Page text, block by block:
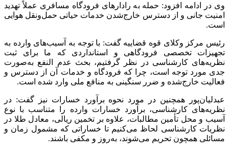
وی در ادامه افزود: حمله به رادارهای فرودگاه مسافری عملاً تهدید
امنیت جانی و از دسترس خارج‌شدن خدمات حیاتی حمل‌ونقل هوایی
است.
رئیس مرکز وکلای قوه قضاییه گفت: با توجه به آسیب‌های وارده به
تجهیزات تخصصی فرودگاهی و استانداردی که ما برای ثبت
نظریه‌های کارشناسی در نظر گرفتیم، بحث عدم النفع به‌صورت
جدی مورد توجه است، چرا که فرودگاه و خدمات آن از دسترس و
فعالیت خارج‌شده و ضرر سنگینی به منافع ملی وارد شده است.
عبدلیان‌پور همچنین در مورد نحوه برآورد خسارات نیز گفت: در
نظریه‌های کارشناسی، برآورد خسارات وارده را متناسب با نوع
آسیب و محل تأمین مطالبات، علاوه بر تخمین ریالی، معادل طلا در
نظریات کارشناسی لحاظ می‌کنیم تا خساراتی که مشمول زمان و
مسائلی همچون تحریم می‌شوند، به‌روز و مکفی باشند.